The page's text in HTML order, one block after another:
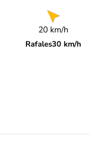
20 km/h
Rafales30 km/h